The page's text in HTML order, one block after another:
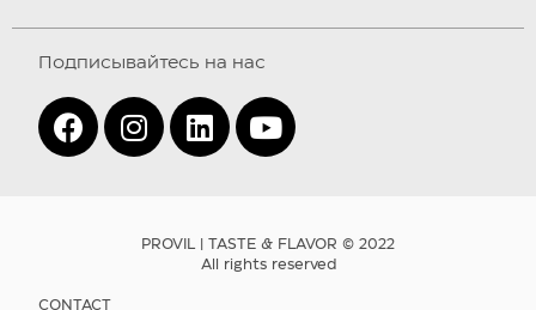
Подписывайтесь на нас
PROVIL | TASTE & FLAVOR © 2022
All rights reserved
CONTACT